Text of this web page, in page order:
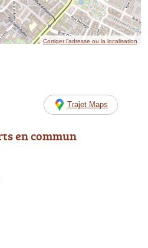
Corriger l’adresse ou la localisation
Trajet Maps
en commun